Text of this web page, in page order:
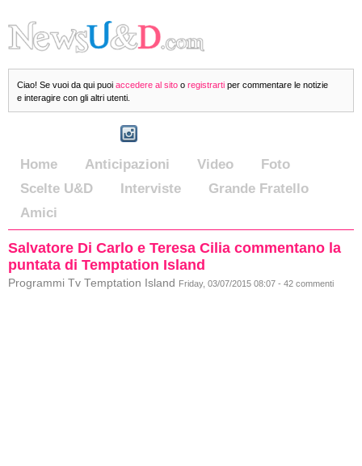
Ciao! Se vuoi da qui puoi accedere al sito o registrarti per commentare le notizie
e interagire con gli altri utenti.
Home Anticipazioni Video
Foto
Scelte U&D
Interviste
Grande Fratello
Amici
Salvatore Di Carlo e Teresa Cilia commentano la
puntata di Temptation Island
Programmi Tv Temptation Island Friday, 03/07/2015 08:07 - 42 commenti